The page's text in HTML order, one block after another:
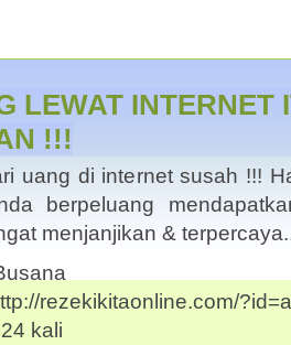
LEWAT INTERNET
!!!
uang di internet susah !!!
berpeluang
menjanjikan &
rezekikitaonline.com/
kali